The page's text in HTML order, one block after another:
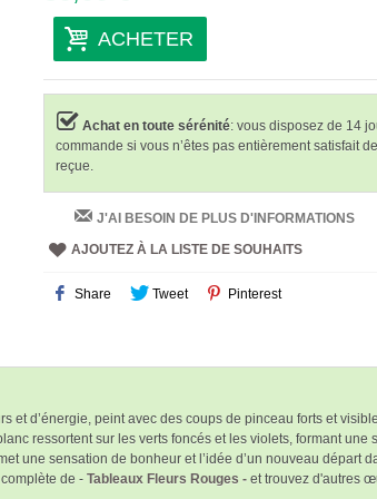
ACHETER
Achat en toute sérénité: vous disposez de 14
commande si vous n’êtes pas entièrement satisfait
reçue.
J'AI BESOIN DE PLUS D'INFORMATIONS
AJOUTEZ À LA LISTE DE SOUHAITS
Share Tweet Pinterest
et d’énergie, peint avec des coups de pinceau forts et
ressortent sur les verts foncés et les violets, formant
une sensation de bonheur et l’idée d’un nouveau départ
de - Tableaux Fleurs Rouges - et trouvez d'autres